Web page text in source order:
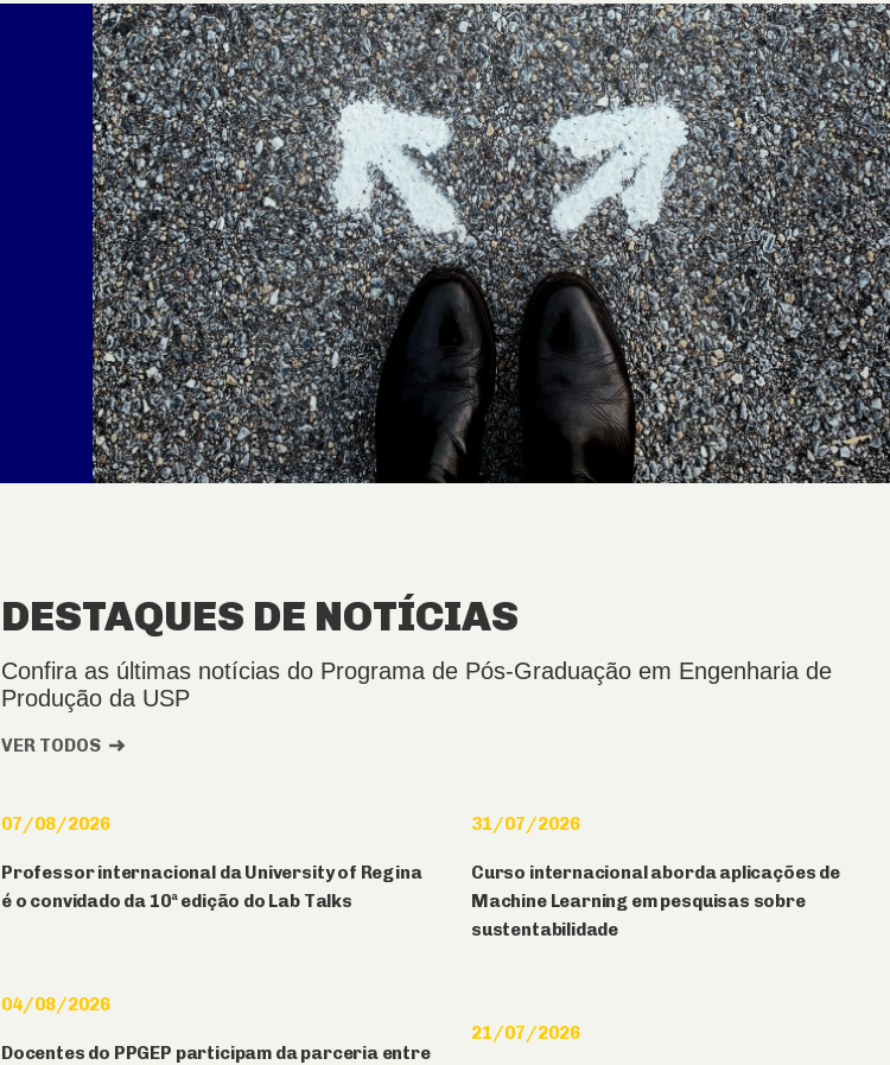
DESTAQUES DE NOTÍCIAS
Confira as últimas notícias do Programa de Pós-Graduação em Engenharia de
Produção da USP
VER TODOS
07/08/2026
Professor internacional da University of Regina
é o convidado da 10ª edição do Lab Talks
04/08/2026
Docentes do PPGEP participam da parceria entre
31/07/2026
Curso internacional aborda aplicações de
Machine Learning em pesquisas sobre
sustentabilidade
21/07/2026